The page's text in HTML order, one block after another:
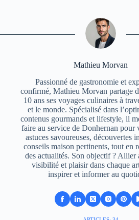
Mathieu Morvan
Passionné de gastronomie et
confirmé, Mathieu Morvan partage
10 ans ses voyages culinaires à
et le monde. Spécialisé dans
contenus gourmands et lifestyle, il
faire au service de Donhernan pour
astuces savoureuses, découvertes
conseils maison pertinents, tout en
des actualités. Son objectif ? Allier
visibilité et plaisir dans chaque
inspirer et informer au